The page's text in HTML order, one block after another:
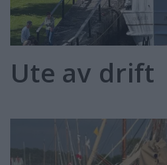
Ute av drift